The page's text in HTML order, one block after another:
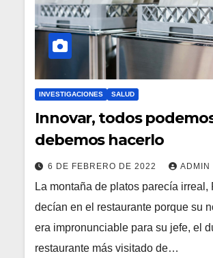
INVESTIGACIONES SALUD
Innovar, todos
debemos hacerlo
6 DE FEBRERO DE 2022 ADMIN
La montaña de platos parecía irreal,
decían en el restaurante porque su
era impronunciable para su jefe, el
restaurante más visitado de…